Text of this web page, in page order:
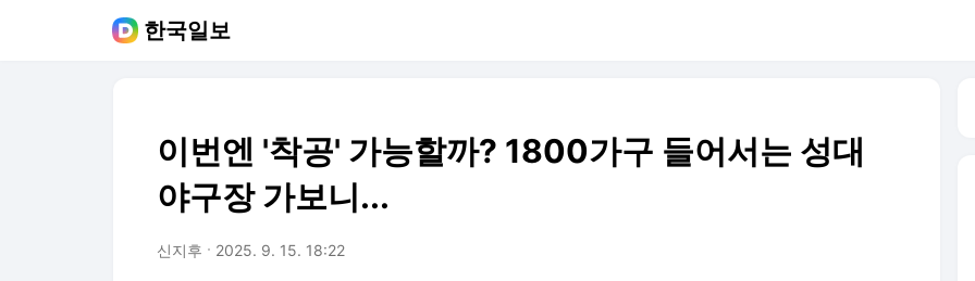
한국일보
이번엔 '착공' 가능할까? 1800가구 들어서는 성대
야구장 가보니...
신지후 2025. 9. 15. 18:22